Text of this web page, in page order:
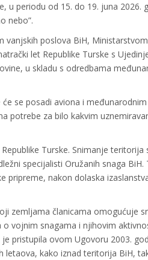
u periodu od 15. do 19. juna 2026.
nebo”.
vanjskih poslova BiH,
let Republike Turske s
u skladu s odredbama
se posadi aviona i
potrebe za bilo kakvim
Turske. Snimanje teritorija
specijalisti Oružanih snaga BiH.
pripreme, nakon dolaska
zemlјama članicama omogućuje
o vojnim snagama i njihovim
pristupila ovom Ugovoru 2003.
letaova, kako iznad teritorija BiH,